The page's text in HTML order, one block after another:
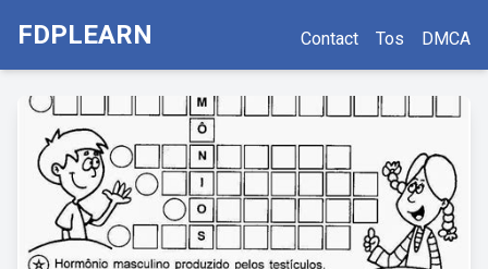
FDPLEARN Contact Tos DMCA